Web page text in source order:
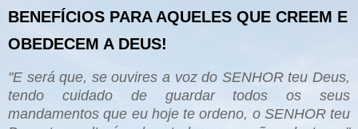
BENEFÍCIOS PARA AQUELES QUE CREEM E
OBEDECEM A DEUS!
"E será que, se ouvires a voz do SENHOR teu Deus,
tendo cuidado de guardar todos os seus
mandamentos que eu hoje te ordeno, o SENHOR teu